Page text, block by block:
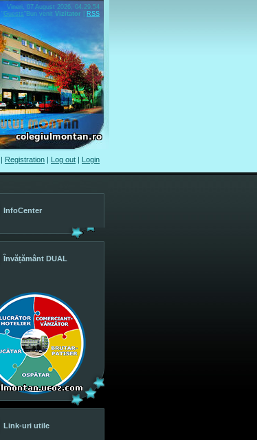
Vineri, 07 August 2026, 04.29.54
"Guests" Bun venit Vizitator RSS
| Registration | Log out | Login
InfoCenter
Învățământ DUAL
Link-uri utile